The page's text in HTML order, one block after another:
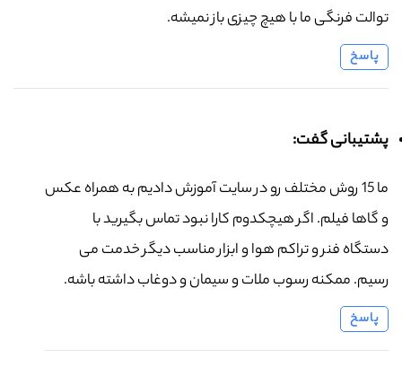
توالت فرنگی ما با هیچ چیزی باز نمیشه.
پاسخ
پشتیبانی گفت:
ما 15 روش مختلف رو در سایت آموزش دادیم به همراه عکس
و گاها فیلم. اگر هیچکدوم کارا نبود تماس بگیرید با
دستگاه فنر و تراکم هوا و ابزار مناسب دیگر خدمت می
رسیم. ممکنه رسوب ملات و سیمان و دوغاب داشته باشه.
پاسخ